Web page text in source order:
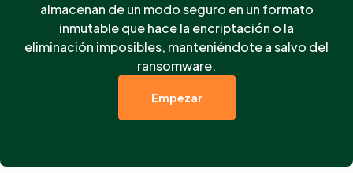
almacenan de un modo seguro en un formato
inmutable que hace la encriptación o la
eliminación imposibles, manteniéndote a salvo del
ransomware.
Empezar